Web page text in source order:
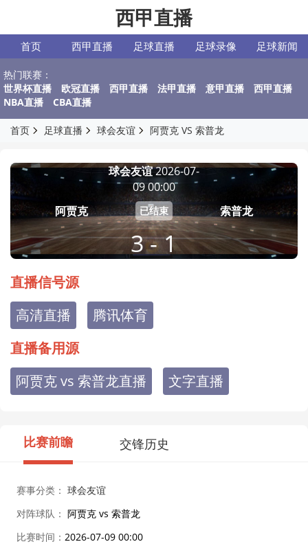
西甲直播
首页 西甲直播 足球直播 足球录像 足球新闻
热门联赛：
世界杯直播
欧冠直播 西甲直播 法甲直播 意甲直播
西甲直播
NBA直播
CBA直播
首页 足球直播 球会友谊 阿贾克 VS 索普龙
阿贾克
球会友谊2026-07-
09 00:00
已结束
3 - 1
索普龙
直播信号源
高清直播
腾讯体育
直播备用源
阿贾克 vs 索普龙直播
文字直播
比赛前瞻 交锋历史
赛事分类： 球会友谊
对阵球队： 阿贾克 vs 索普龙
比赛时间： 2026-07-09 00:00